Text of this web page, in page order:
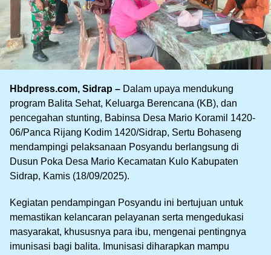
Hbdpress.com, Sidrap – Dalam upaya mendukung
program Balita Sehat, Keluarga Berencana (KB), dan
pencegahan stunting, Babinsa Desa Mario Koramil 1420-
06/Panca Rijang Kodim 1420/Sidrap, Sertu Bohaseng
mendampingi pelaksanaan Posyandu berlangsung di
Dusun Poka Desa Mario Kecamatan Kulo Kabupaten
Sidrap, Kamis (18/09/2025).
Kegiatan pendampingan Posyandu ini bertujuan untuk
memastikan kelancaran pelayanan serta mengedukasi
masyarakat, khususnya para ibu, mengenai pentingnya
imunisasi bagi balita. Imunisasi diharapkan mampu